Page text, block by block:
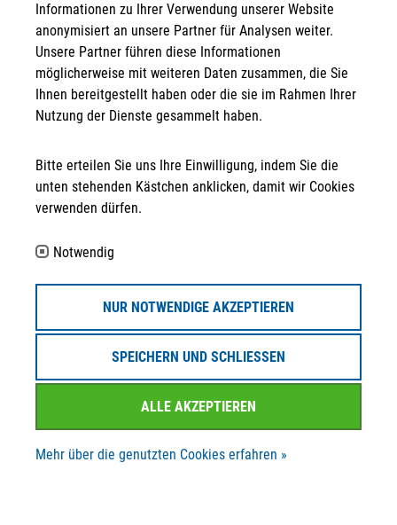
STRATEGPRO Real Estate Erfurt GmbH
Neuwerkstraße 45/46
99084 Erfurt
Kontakt
+49 361 30 258 - 130
+49 361 30 258 - 139
Folgen Sie uns auf ...
© STRATEGPRO Real Estate Erfurt GmbH 2023
Datenschutzerklärung
Informationen zu Ihrer Verwendung unserer Website
anonymisiert an unsere Partner für Analysen weiter.
Unsere Partner führen diese Informationen
möglicherweise mit weiteren Daten zusammen, die Sie
Ihnen bereitgestellt haben oder die sie im Rahmen Ihrer
Nutzung der Dienste gesammelt haben.
Bitte erteilen Sie uns Ihre Einwilligung, indem Sie die
unten stehenden Kästchen anklicken, damit wir Cookies
verwenden dürfen.
Notwendig
NUR NOTWENDIGE AKZEPTIEREN
SPEICHERN UND SCHLIESSEN
ALLE AKZEPTIEREN
Mehr über die genutzten Cookies erfahren »